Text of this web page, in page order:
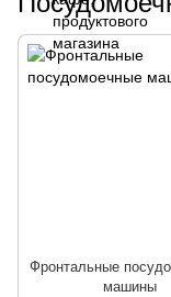
Фронтальные
машины